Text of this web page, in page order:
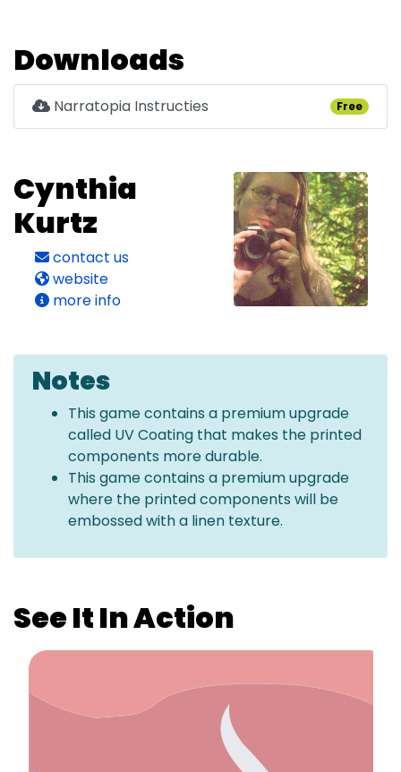
Downloads
Narratopia Instructies Free
Cynthia
Kurtz
contact us
website
more info
Notes
This game contains a premium upgrade
called UV Coating that makes the printed
components more durable.
This game contains a premium upgrade
where the printed components will be
embossed with a linen texture.
See It In Action